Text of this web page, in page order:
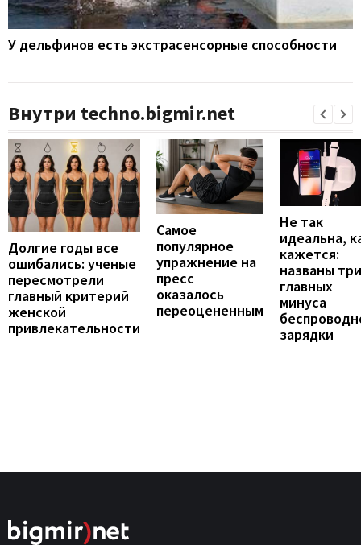
У дельфинов есть экстрасенсорные способности
Внутри techno.bigmir.net
Долгие годы все
ошибались: ученые
пересмотрели
главный критерий
женской
привлекательности
Самое
популярное
упражнение на
пресс
оказалось
переоцененным
Не так
идеальна,
кажется:
названы три
главных
минуса
зарядки